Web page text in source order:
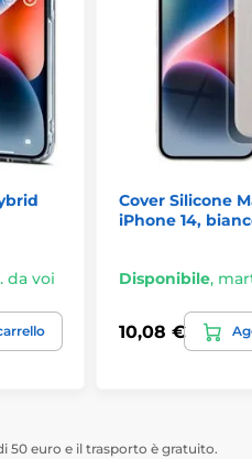
da voi
Cover Silicone
iPhone 14,
Disponibile,
10,08 €
50 euro e il trasporto è gratuito.